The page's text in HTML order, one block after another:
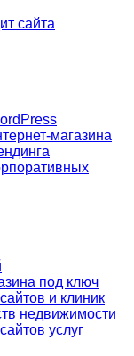
сайта
магазина
под ключ
и клиник
недвижимости
услуг